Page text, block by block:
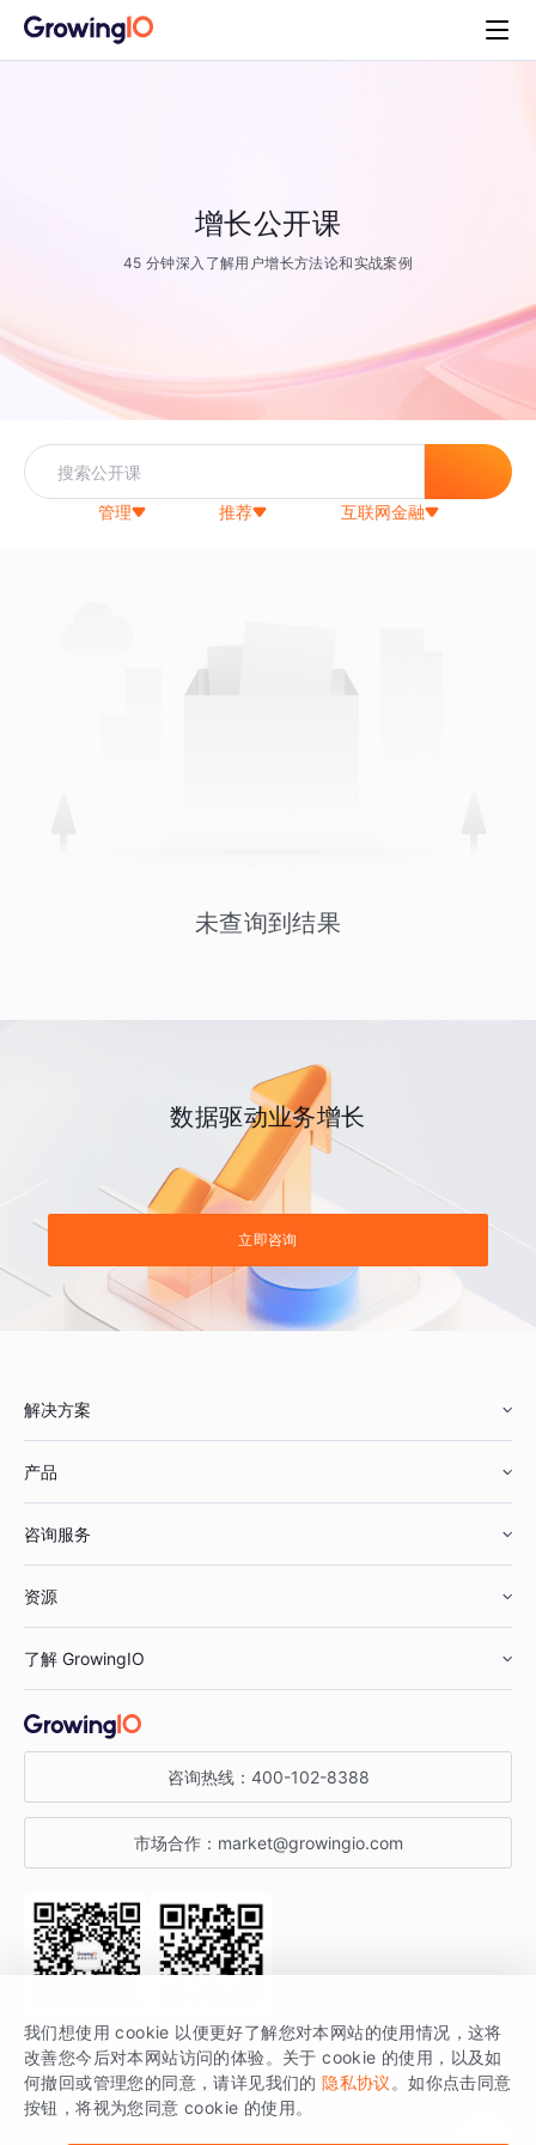
增长公开课
45 分钟深入了解用户增长方法论和实战案例
管理 推荐 互联网金融
未查询到结果
数据驱动业务增长
立即咨询
解决方案
鞋服行业
汽车行业
金融行业
产品
智能运营
获客分析
咨询服务
资源
增长公开课
增长博客
开发者文档
SDK 文档
场景指南
了解 GrowingIO
关于 GrowingIO
增长大会
行业活动
咨询热线： 400-102-8388
市场合作： market@growingio.com
关注公众号 获取更多干货
GrowingIO 是专注于数据智能分析与增长的品牌，核心平台为 GrowingIO
分析云。
我们想使用 cookie 以便更好了解您对本网站的使用情况，这将
改善您今后对本网站访问的体验。关于 cookie 的使用，以及如
何撤回或管理您的同意，请详见我们的 隐私协议 。如你点击同意
按钮，将视为您同意 cookie 的使用。